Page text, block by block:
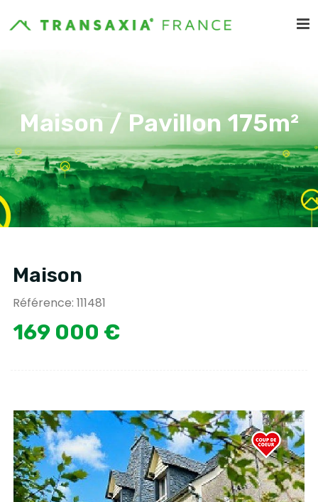
Maison / Pavillon 175m²
Maison
Référence: 111481
169 000 €